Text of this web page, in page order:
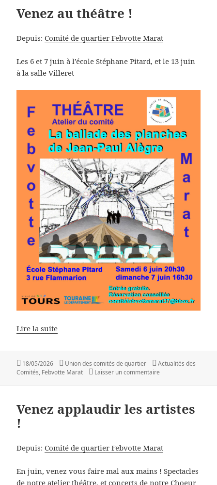
Venez au théâtre !
Depuis: Comité de quartier Febvotte Marat
Les 6 et 7 juin à l’école Stéphane Pitard, et le 13 juin
à la salle Villeret
Lire la suite
Publié
le
18/05/2026 Auteur
Union des comités de quartier Catégories
Actualités des
Comités, Febvotte Marat Laisser un commentaire
Venez applaudir les artistes
!
Depuis: Comité de quartier Febvotte Marat
En juin, venez vous faire mal aux mains ! Spectacles
de notre atelier théâtre, et concerts de notre Choeur